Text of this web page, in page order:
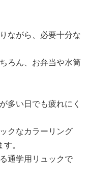
ながら、必要十分な
ろん、お弁当や水筒
多い日でも疲れにく
クなカラーリング
。
通学用リュックで